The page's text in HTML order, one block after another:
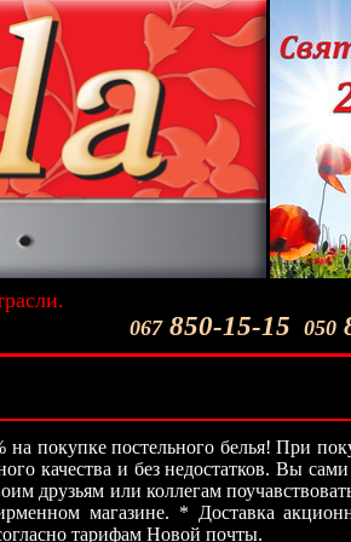
067850-15-15 050
покупке постельного белья! При
качества и без недостатков. Вы
друзьям или коллегам
магазине. * Доставка
тарифам Новой почты.